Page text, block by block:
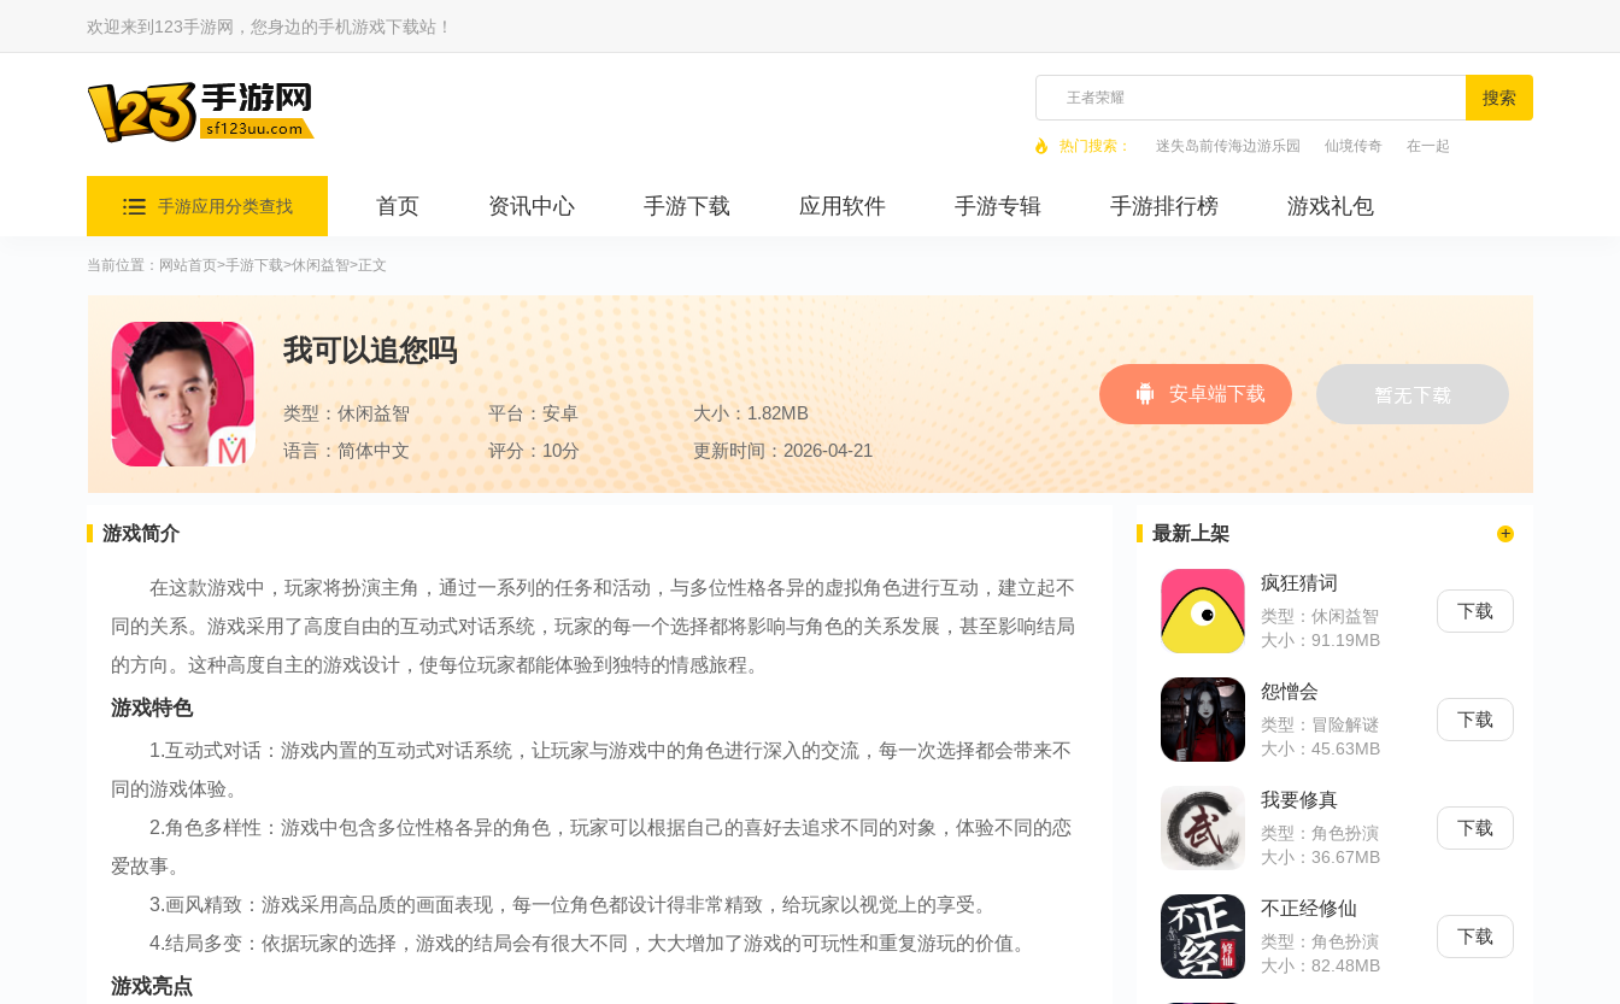
欢迎来到123手游网，您身边的手机游戏下载站！
搜索
热门搜索： 迷失岛前传海边游乐园 仙境传奇 在一起
手游应用分类查找 首页 资讯中心 手游下载 应用软件 手游专辑 手游排行榜 游戏礼包
当前位置： 网站首页>手游下载>休闲益智>正文
我可以追您吗
类型：休闲益智 平台：安卓
大小：1.82MB
语言：简体中文
评分：10分 更新时间：2026-04-21
安卓端下载
游戏简介
在这款游戏中，玩家将扮演主角，通过一系列的任务和活动，与多位性格各异的虚拟角色进行互动，建立起不
同的关系。游戏采用了高度自由的互动式对话系统，玩家的每一个选择都将影响与角色的关系发展，甚至影响结局
的方向。这种高度自主的游戏设计，使每位玩家都能体验到独特的情感旅程。
游戏特色
1.互动式对话：游戏内置的互动式对话系统，让玩家与游戏中的角色进行深入的交流，每一次选择都会带来不
同的游戏体验。
2.角色多样性：游戏中包含多位性格各异的角色，玩家可以根据自己的喜好去追求不同的对象，体验不同的恋
爱故事。
3.画风精致：游戏采用高品质的画面表现，每一位角色都设计得非常精致，给玩家以视觉上的享受。
4.结局多变：依据玩家的选择，游戏的结局会有很大不同，大大增加了游戏的可玩性和重复游玩的价值。
游戏亮点
最新上架
疯狂猜词
类型：休闲益智
大小：91.19MB
下载
怨憎会
类型：冒险解谜
大小：45.63MB
下载
我要修真
类型：角色扮演
大小：36.67MB
下载
不正经修仙
类型：角色扮演
大小：82.48MB
下载